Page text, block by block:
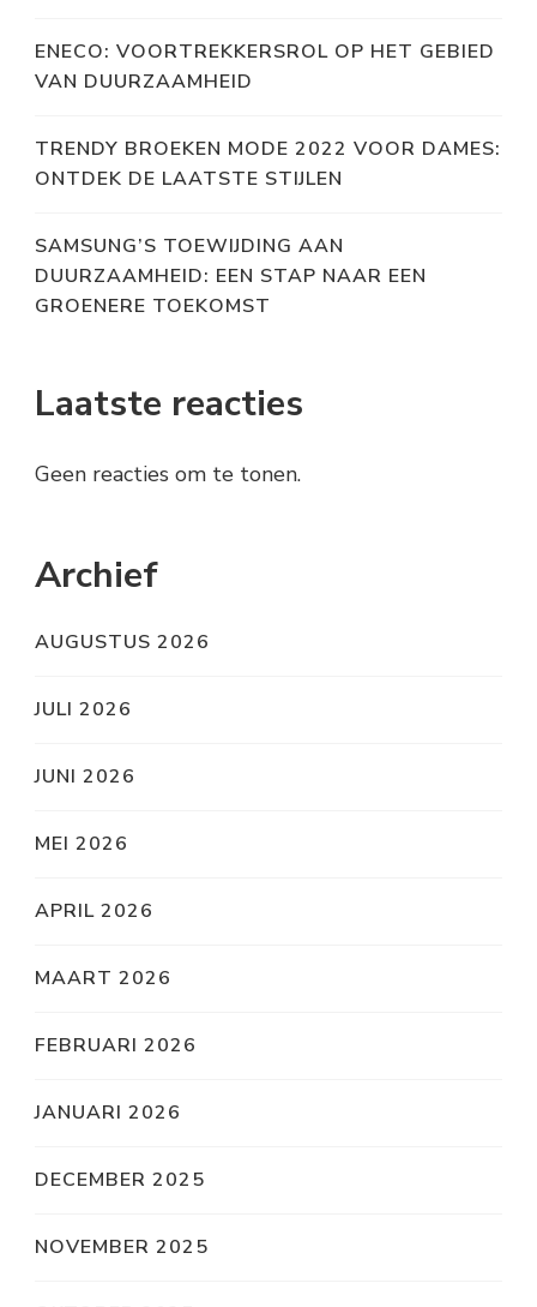
ENECO: VOORTREKKERSROL OP HET GEBIED
VAN DUURZAAMHEID
TRENDY BROEKEN MODE 2022 VOOR DAMES:
ONTDEK DE LAATSTE STIJLEN
SAMSUNG’S TOEWIJDING AAN
DUURZAAMHEID: EEN STAP NAAR EEN
GROENERE TOEKOMST
Laatste reacties
Geen reacties om te tonen.
Archief
AUGUSTUS 2026
JULI 2026
JUNI 2026
MEI 2026
APRIL 2026
MAART 2026
FEBRUARI 2026
JANUARI 2026
DECEMBER 2025
NOVEMBER 2025